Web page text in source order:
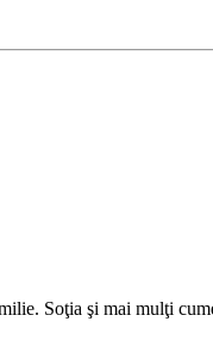
Soţia şi mai mulţi